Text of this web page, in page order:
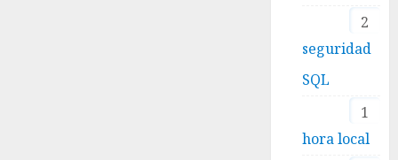
2
seguridad
SQL
1
hora local